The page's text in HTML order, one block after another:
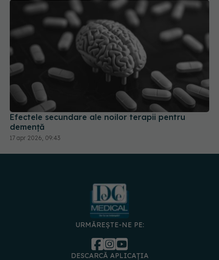
Efectele secundare ale noilor terapii pentru
demență
17 apr 2026, 09:43
URMĂREȘTE-NE PE:
DESCARCĂ APLICAȚIA